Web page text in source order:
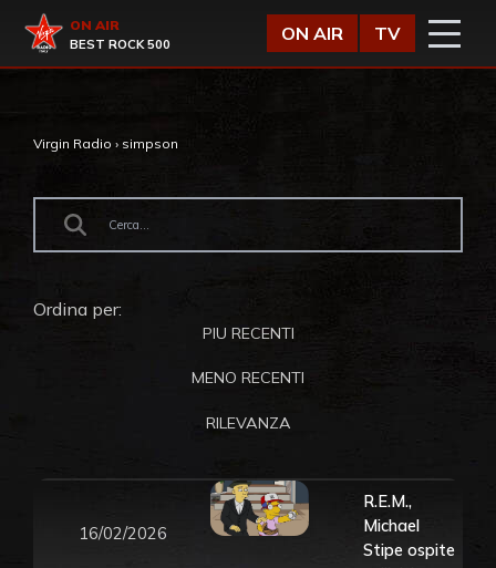
Virgin Radio
ON AIR
BEST ROCK 500
ON AIR TV
Virgin Radio › simpson
Ordina per:
PIU RECENTI
MENO RECENTI
RILEVANZA
16/02/2026
R.E.M.,
Michael
Stipe ospite